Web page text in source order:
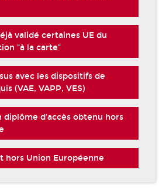
validé certaines UE du
"à la carte"
avec les dispositifs de
(VAE, VAPP, VES)
diplôme d'accès obtenu hors
hors Union Européenne